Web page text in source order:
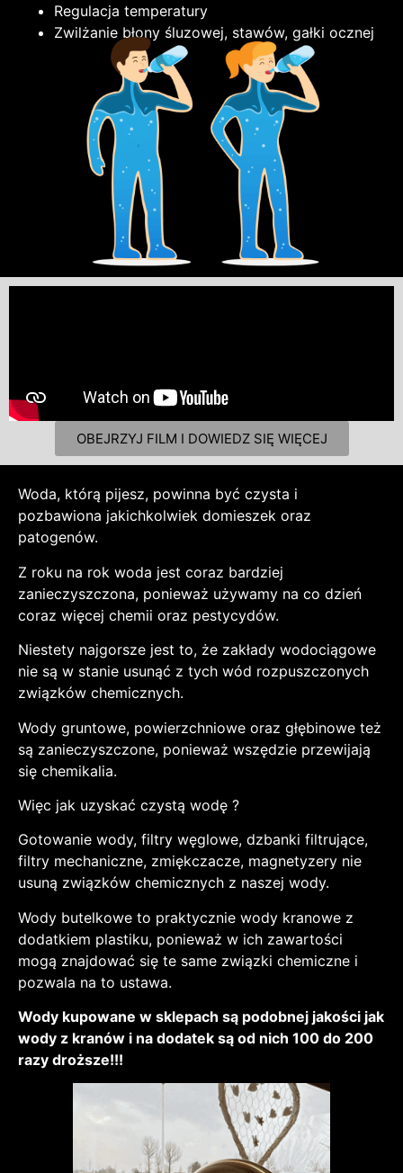
Regulacja temperatury
Zwilżanie błony śluzowej, stawów, gałki ocznej
OBEJRZYJ FILM I DOWIEDZ SIĘ WIĘCEJ
Woda, którą pijesz, powinna być czysta i
pozbawiona jakichkolwiek domieszek oraz
patogenów.
Z roku na rok woda jest coraz bardziej
zanieczyszczona, ponieważ używamy na co dzień
coraz więcej chemii oraz pestycydów.
Niestety najgorsze jest to, że zakłady wodociągowe
nie są w stanie usunąć z tych wód rozpuszczonych
związków chemicznych.
Wody gruntowe, powierzchniowe oraz głębinowe też
są zanieczyszczone, ponieważ wszędzie przewijają
się chemikalia.
Więc jak uzyskać czystą wodę ?
Gotowanie wody, filtry węglowe, dzbanki filtrujące,
filtry mechaniczne, zmiękczacze, magnetyzery nie
usuną związków chemicznych z naszej wody.
Wody butelkowe to praktycznie wody kranowe z
dodatkiem plastiku, ponieważ w ich zawartości
mogą znajdować się te same związki chemiczne i
pozwala na to ustawa.
Wody kupowane w sklepach są podobnej jakości jak
wody z kranów i na dodatek są od nich 100 do 200
razy droższe!!!